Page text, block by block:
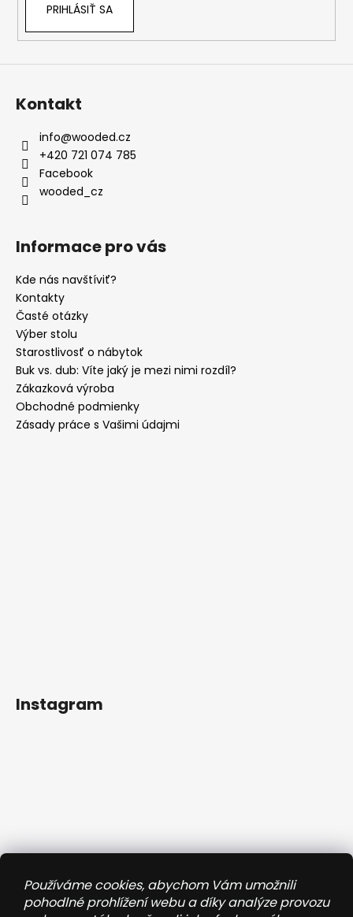
Používáme cookies, abychom Vám umožnili
pohodlné prohlížení webu a díky analýze provozu
PRIHLÁSIŤ SA
Kontakt
info@wooded.cz
+420 721 074 785
Facebook
wooded_cz
Informace pro vás
Kde nás navštíviť?
Kontakty
Časté otázky
Výber stolu
Starostlivosť o nábytok
Buk vs. dub: Víte jaký je mezi nimi rozdíl?
Zákazková výroba
Obchodné podmienky
Zásady práce s Vašimi údajmi
Instagram